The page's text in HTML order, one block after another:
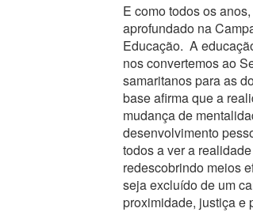
E como todos os
aprofundado na
Educação. A
nos convertemos ao
samaritanos para as
base afirma que a
mudança de
desenvolvimento
todos a ver a
redescobrindo meios
seja excluído de um
proximidade, justiça e